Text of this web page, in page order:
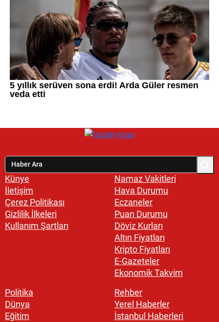
Künye
İletişim
Çerez Politikası
Gizlilik İlkeleri
Kullanım Şartları
Namaz Vakitleri
Hava Durumu
Eczaneler
Puan Durumu
Döviz Kurları
Altın Fiyatları
Kripto Fiyatları
E-Gazeteler
Ekonomik Takvim
Politika
Dünya
Eğitim
Rehber
Yerel Haberler
İstanbul Haberleri